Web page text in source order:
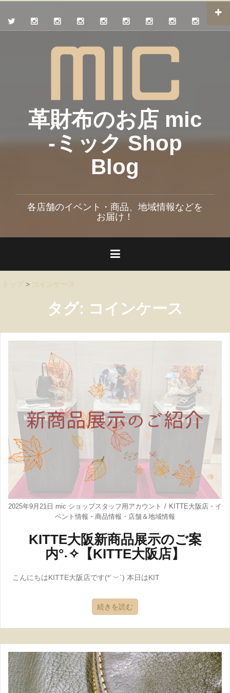
革財布のお店 mic
-ミック Shop
Blog
各店舗のイベント・商品、地域情報などを
お届け！
トップ > コインケース
タグ: コインケース
2025年9月21日 mic ショップスタッフ用アカウント KITTE大阪店 ・ イ
ベント情報 ・ 商品情報 ・ 店舗＆地域情報
KITTE大阪新商品展示のご案
内°˖✧【KITTE大阪店】
こんにちはKITTE大阪店です(*´︶`) 本日はKIT
続きを読む